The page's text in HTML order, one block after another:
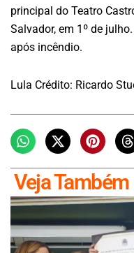
principal do Teatro
Salvador, em 1º de
após incêndio.
Lula Crédito: Ricardo
Veja Também